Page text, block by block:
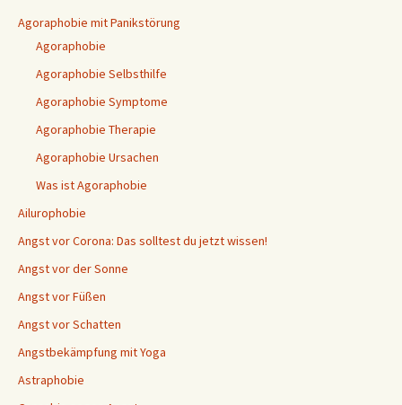
Agoraphobie mit Panikstörung
Agoraphobie
Agoraphobie Selbsthilfe
Agoraphobie Symptome
Agoraphobie Therapie
Agoraphobie Ursachen
Was ist Agoraphobie
Ailurophobie
Angst vor Corona: Das solltest du jetzt wissen!
Angst vor der Sonne
Angst vor Füßen
Angst vor Schatten
Angstbekämpfung mit Yoga
Astraphobie